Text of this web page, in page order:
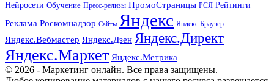
Нейросети Обучение Пресс-релизы ПромоСтраницы РСЯ Рейтинги
Реклама Роскомнадзор Сайты Яндекс Яндекс.Браузер
Яндекс.Вебмастер Яндекс.Дзен Яндекс.Директ
Яндекс.Маркет Яндекс.Метрика
© 2026 - Маркетинг онлайн. Все права защищены.